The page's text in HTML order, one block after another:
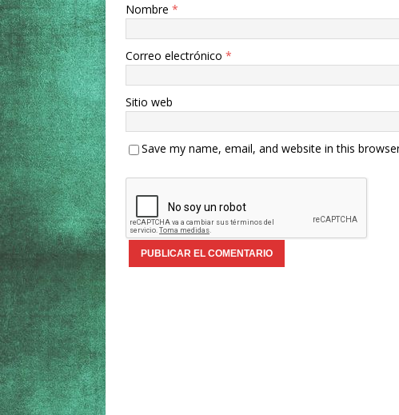
Nombre *
Correo electrónico *
Sitio web
Save my name, email, and website in this